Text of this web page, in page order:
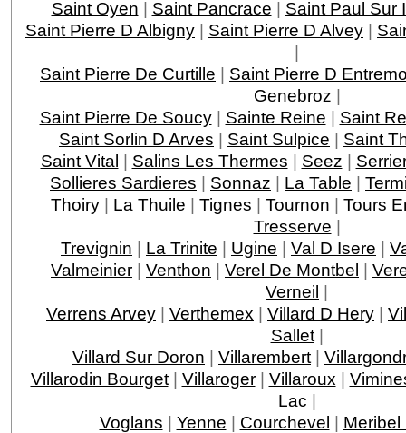
Saint Oyen | Saint Pancrace | Saint Paul Sur
Saint Pierre D Albigny | Saint Pierre D Alvey |
|
Saint Pierre De Curtille | Saint Pierre D
Genebroz |
Saint Pierre De Soucy| Sainte Reine | Saint
Saint Sorlin D Arves | Saint Sulpice | Saint
Saint Vital | Salins Les Thermes | Seez |
Sollieres Sardieres | Sonnaz | La Table |
Thoiry | La Thuile | Tignes | Tournon | Tours
Tresserve |
Trevignin | La Trinite | Ugine | Val D Isere |
Valmeinier | Venthon | Verel De Montbel |
Verneil |
Verrens Arvey | Verthemex | Villard D Hery |
Sallet|
Villard Sur Doron | Villarembert |
Villarodin Bourget| Villaroger| Villaroux |
Lac |
Voglans | Yenne | Courchevel | Meribel